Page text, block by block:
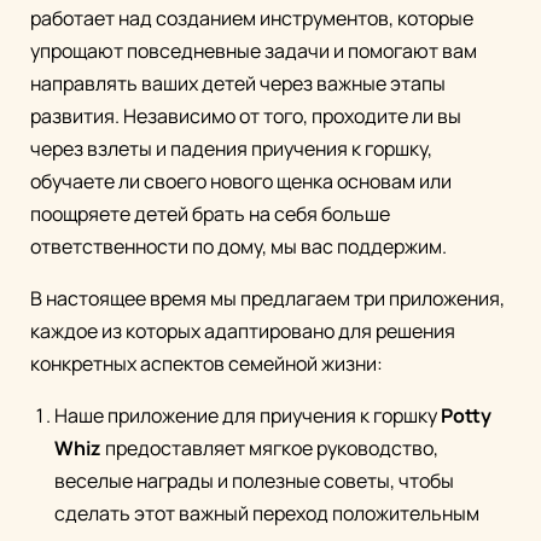
работает над созданием инструментов, которые
упрощают повседневные задачи и помогают вам
направлять ваших детей через важные этапы
развития. Независимо от того, проходите ли вы
через взлеты и падения приучения к горшку,
обучаете ли своего нового щенка основам или
поощряете детей брать на себя больше
ответственности по дому, мы вас поддержим.
В настоящее время мы предлагаем три приложения,
каждое из которых адаптировано для решения
конкретных аспектов семейной жизни:
Наше приложение для приучения к горшкуPotty
Whiz предоставляет мягкое руководство,
веселые награды и полезные советы, чтобы
сделать этот важный переход положительным